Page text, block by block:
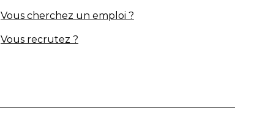
Vous cherchez un emploi ?
Vous recrutez ?